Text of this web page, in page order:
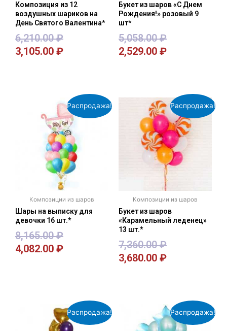
Композиция из 12
воздушных шариков на
День Святого Валентина*
6,210.00₽
3,105.00 ₽
Букет из шаров «С Днем
Рождения!» розовый 9
шт*
5,058.00₽
2,529.00 ₽
Распродажа!
Композиции из шаров
Шары на выписку для
девочки 16 шт.*
8,165.00₽
4,082.00 ₽
Распродажа!
Композиции из шаров
Букет из шаров
«Карамельный леденец»
13 шт.*
7,360.00₽
3,680.00 ₽
Распродажа! Распродажа!